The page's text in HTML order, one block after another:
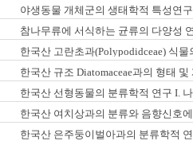
야생동물 개체군의 생태학적 특성연
참나무류에 서식하는 균류의 다양성
한국산 고란초과(Polypodidceae) 식
한국산 규조 Diatomaceae과의 형태
한국산 선형동물의 분류학적 연구 I.
한국산 여치상과의 분류와 음향신호
한국산 은주둥이벌아과의 분류학적